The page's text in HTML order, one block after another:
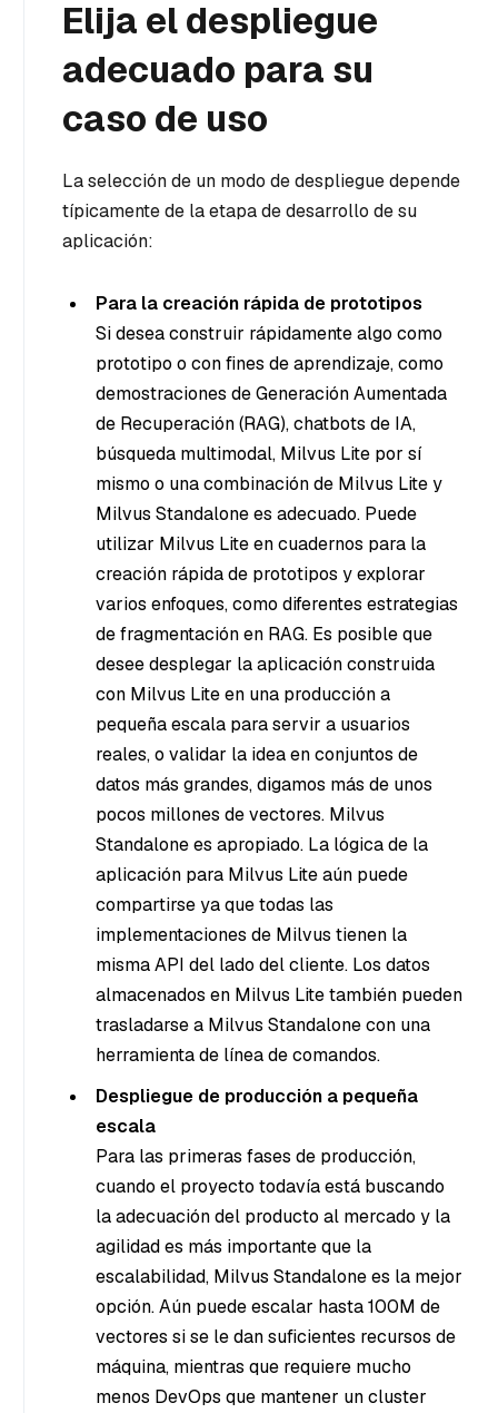
Elija el despliegue
adecuado para su
caso de uso
La selección de un modo de despliegue depende
típicamente de la etapa de desarrollo de su
aplicación:
Para la creación rápida de prototipos
Si desea construir rápidamente algo como
prototipo o con fines de aprendizaje, como
demostraciones de Generación Aumentada
de Recuperación (RAG), chatbots de IA,
búsqueda multimodal, Milvus Lite por sí
mismo o una combinación de Milvus Lite y
Milvus Standalone es adecuado. Puede
utilizar Milvus Lite en cuadernos para la
creación rápida de prototipos y explorar
varios enfoques, como diferentes estrategias
de fragmentación en RAG. Es posible que
desee desplegar la aplicación construida
con Milvus Lite en una producción a
pequeña escala para servir a usuarios
reales, o validar la idea en conjuntos de
datos más grandes, digamos más de unos
pocos millones de vectores. Milvus
Standalone es apropiado. La lógica de la
aplicación para Milvus Lite aún puede
compartirse ya que todas las
implementaciones de Milvus tienen la
misma API del lado del cliente. Los datos
almacenados en Milvus Lite también pueden
trasladarse a Milvus Standalone con una
herramienta de línea de comandos.
Despliegue de producción a pequeña
escala
Para las primeras fases de producción,
cuando el proyecto todavía está buscando
la adecuación del producto al mercado y la
agilidad es más importante que la
escalabilidad, Milvus Standalone es la mejor
opción. Aún puede escalar hasta 100M de
vectores si se le dan suficientes recursos de
máquina, mientras que requiere mucho
menos DevOps que mantener un cluster